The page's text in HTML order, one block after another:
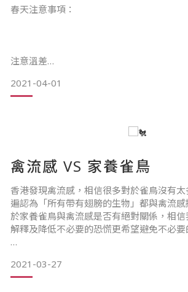
春天注意事項：
注意溫差
日子氣溫會下跌幅度更高，有沒有發現他們
這些都是自然界很奧妙的現象
「雀叫晴， 鳩叫雨；雀吃水， 會下雨；雀
擦嘴， 將陰雨」
的轉變，所以必須注意擺放位置，例如日間
曬太陽，收太陽前必須搬離窗邊，任何風口
2021-04-01
禽流感 VS 家養雀鳥
香港發現禽流感，相信很多對於雀鳥沒有
遍認為「所有帶有翅膀的生物」都與禽流
於家養雀鳥與禽流感是否有絕對關係，相
解釋及降低不必要的恐慌更希望避免不必要
禽流感感染來源：
2021-03-27